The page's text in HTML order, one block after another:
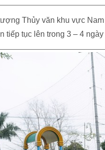
Thủy văn khu vực
tiếp tục lên trong 3 – 4